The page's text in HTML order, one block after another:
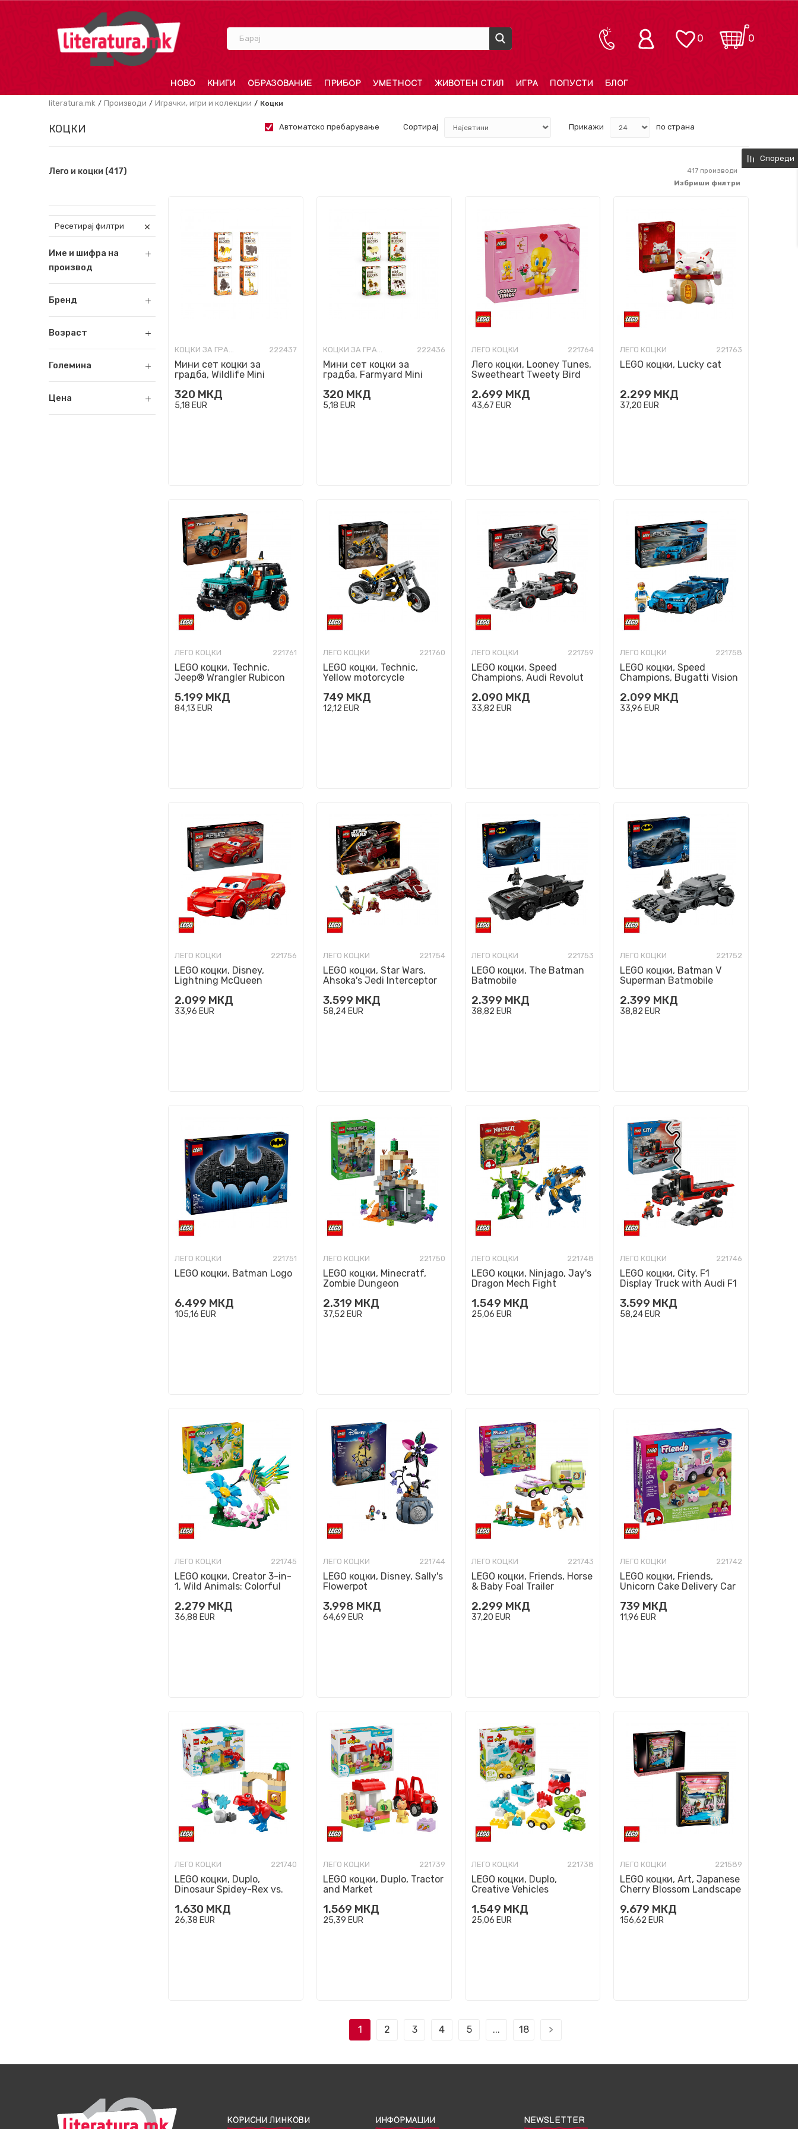
Барај 0
0
НОВО КНИГИ ОБРАЗОВАНИЕ ПРИБОР УМЕТНОСТ ЖИВОТЕН СТИЛ ИГРА ПОПУСТИ БЛОГ
literatura.mk Производи Играчки, игри и колекции Коцки
КОЦКИ Автоматско пребарување Сортирај Прикажи по страна
Лего и коцки (417)
Ресетирај филтри
Име и шифра на
производ
Бренд
Возраст
Големина
Цена
417производи
Избриши филтри
КОЦКИ ЗА ГРАДБА 222437
Мини сет коцки за
градба, Wildlife Mini
320 МКД
5,18 EUR
КОЦКИ ЗА ГРАДБА 222436
Мини сет коцки за
градба, Farmyard Mini
320 МКД
5,18 EUR
ЛЕГО КОЦКИ 221764
Лего коцки, Looney Tunes,
Sweetheart Tweety Bird
2.699 МКД
43,67 EUR
ЛЕГО КОЦКИ 221763
LEGO коцки, Lucky cat
2.299 МКД
37,20 EUR
ЛЕГО КОЦКИ 221761
LEGO коцки, Technic,
Jeep® Wrangler Rubicon
5.199 МКД
84,13 EUR
ЛЕГО КОЦКИ 221760
LEGO коцки, Technic,
Yellow motorcycle
749 МКД
12,12 EUR
ЛЕГО КОЦКИ 221759
LEGO коцки, Speed
Champions, Audi Revolut
2.090 МКД
33,82 EUR
ЛЕГО КОЦКИ 221758
LEGO коцки, Speed
Champions, Bugatti Vision
2.099 МКД
33,96 EUR
ЛЕГО КОЦКИ 221756
LEGO коцки, Disney,
Lightning McQueen
2.099 МКД
33,96 EUR
ЛЕГО КОЦКИ 221754
LEGO коцки, Star Wars,
Ahsoka's Jedi Interceptor
3.599 МКД
58,24 EUR
ЛЕГО КОЦКИ 221753
LEGO коцки, The Batman
Batmobile
2.399 МКД
38,82 EUR
ЛЕГО КОЦКИ 221752
LEGO коцки, Batman V
Superman Batmobile
2.399 МКД
38,82 EUR
ЛЕГО КОЦКИ 221751
LEGO коцки, Batman Logo
6.499 МКД
105,16 EUR
ЛЕГО КОЦКИ 221750
LEGO коцки, Minecratf,
Zombie Dungeon
2.319 МКД
37,52 EUR
ЛЕГО КОЦКИ 221748
LEGO коцки, Ninjago, Jay's
Dragon Mech Fight
1.549 МКД
25,06 EUR
ЛЕГО КОЦКИ 221746
LEGO коцки, City, F1
Display Truck with Audi F1
3.599 МКД
58,24 EUR
ЛЕГО КОЦКИ 221745
LEGO коцки, Creator 3-in-
1, Wild Animals: Colorful
2.279 МКД
36,88 EUR
ЛЕГО КОЦКИ 221744
LEGO коцки, Disney, Sally's
Flowerpot
3.998 МКД
64,69 EUR
ЛЕГО КОЦКИ 221743
LEGO коцки, Friends, Horse
& Baby Foal Trailer
2.299 МКД
37,20 EUR
ЛЕГО КОЦКИ 221742
LEGO коцки, Friends,
Unicorn Cake Delivery Car
739 МКД
11,96 EUR
ЛЕГО КОЦКИ 221740
LEGO коцки, Duplo,
Dinosaur Spidey-Rex vs.
1.630 МКД
26,38 EUR
ЛЕГО КОЦКИ 221739
LEGO коцки, Duplo, Tractor
and Market
1.569 МКД
25,39 EUR
ЛЕГО КОЦКИ 221738
LEGO коцки, Duplo,
Creative Vehicles
1.549 МКД
25,06 EUR
ЛЕГО КОЦКИ 221589
LEGO коцки, Art, Japanese
Cherry Blossom Landscape
9.679 МКД
156,62 EUR
1 2 3 4 5 ... 18
Спореди
КОРИСНИ ЛИНКОВИ ИНФОРМАЦИИ NEWSLETTER